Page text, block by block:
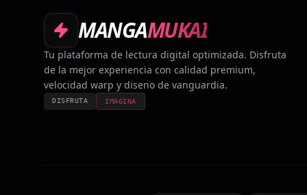
MANGAMUKAI
Tu plataforma de lectura digital optimizada. Disfruta
de la mejor experiencia con calidad premium,
velocidad warp y diseno de vanguardia.
DISFRUTA IMAGINA